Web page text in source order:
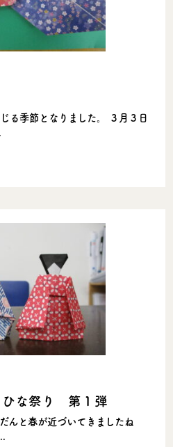
る季節となりました。 ３月３日
ひな祭り 第１弾
んと春が近づいてきましたね